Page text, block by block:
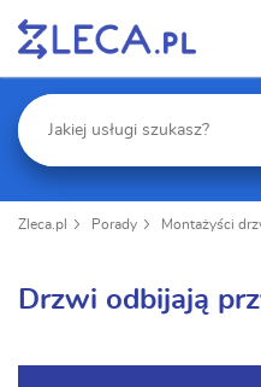
Zleca.pl Porady Montażyści
Drzwi odbijają